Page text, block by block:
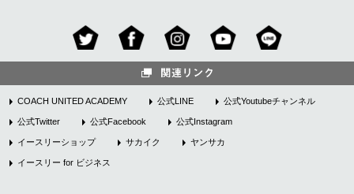
COACH UNITED ACADEMY 公式LINE 公式Youtubeチャンネル
公式Twitter 公式Facebook 公式Instagram
イースリーショップ サカイク ヤンサカ
イースリー for ビジネス